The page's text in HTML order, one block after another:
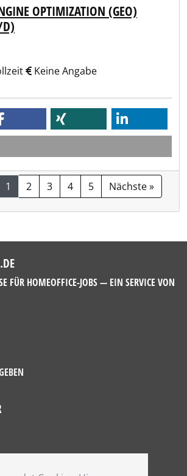
OPTIMIZATION (GEO)
Keine Angabe
1 2 3 4 5 Nächste »
FÜR HOMEOFFICE-JOBS — EIN SERVICE VON